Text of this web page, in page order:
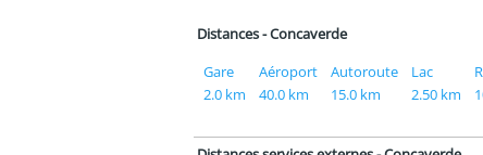
Distances - Concaverde
Gare
2.0 km
Aéroport
40.0 km
Autoroute
15.0 km
Lac
2.50 km